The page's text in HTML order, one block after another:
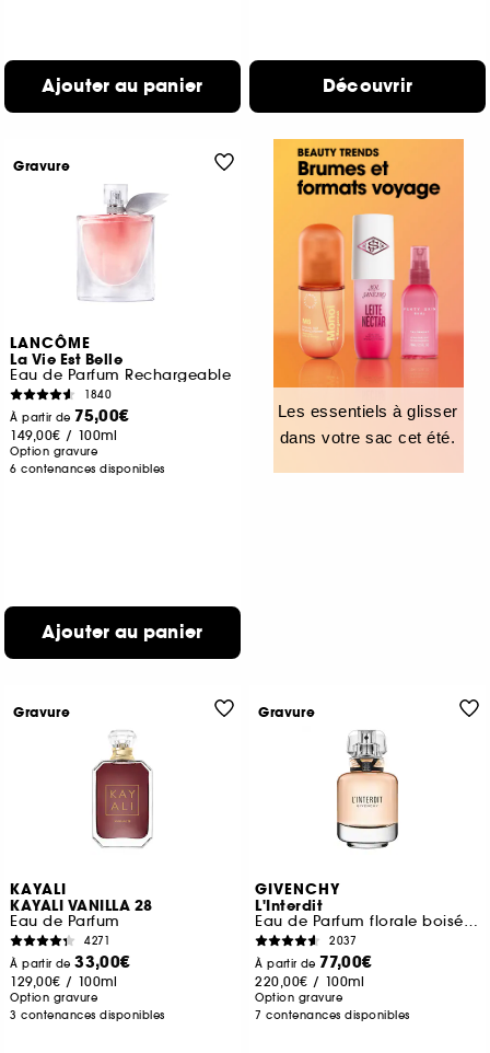
Ajouter au panier Découvrir
LANCÔME
La Vie Est Belle
Eau de Parfum Rechargeable
1840
À partir de 75,00€
149,00€ / 100ml
Option gravure
6 contenances disponibles
Ajouter au panier
Gravure
Les essentiels à glisser
dans votre sac cet été.
KAYALI
KAYALI VANILLA 28
Eau de Parfum
4271
À partir de33,00€
129,00€ / 100ml
Option gravure
3 contenances disponibles
Gravure
GIVENCHY
L'Interdit
Eau de Parfum florale boisée pour femme
2037
À partir de 77,00€
220,00€ / 100ml
Option gravure
7 contenances disponibles
Gravure